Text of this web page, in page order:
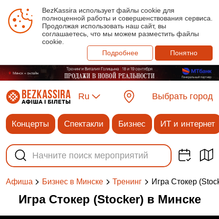
BezKassira использует файлы cookie для
полноценной работы и совершенствования сервиса.
Продолжая использовать наш сайт, вы
соглашаетесь, что мы можем разместить файлы
cookie.
Подробнее
Понятно
Ru Выбрать город
Концерты Спектакли Бизнес ИТ и интернет
Афиша Бизнес в Минске Тренинг Игра Стокер
Игра Стокер (Stocker) в Минске